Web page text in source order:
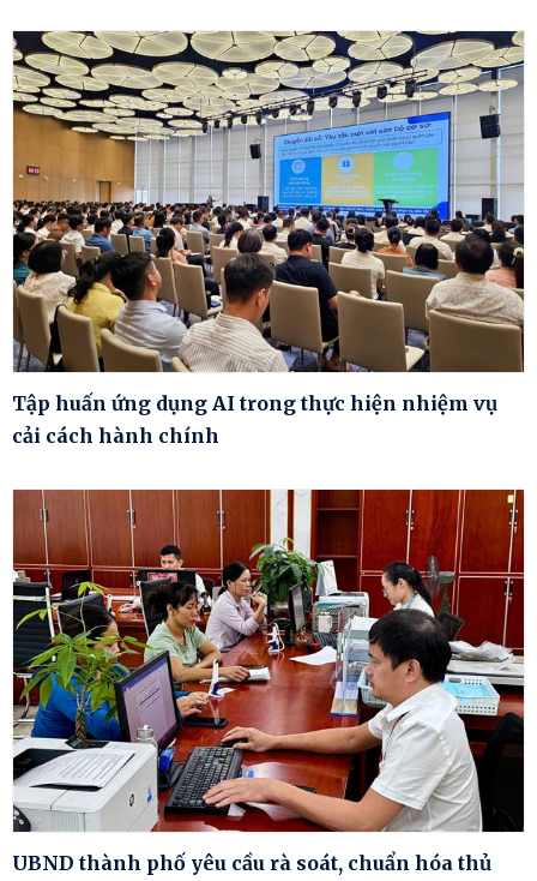
Tập huấn ứng dụng AI trong thực hiện nhiệm vụ
cải cách hành chính
UBND thành phố yêu cầu rà soát, chuẩn hóa thủ